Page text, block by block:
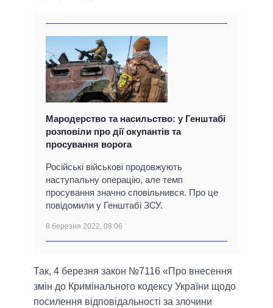
Мародерство та насильство: у Генштабі
розповіли про дії окупантів та
просування ворога
Російські військові продовжують
наступальну операцію, але темп
просування значно сповільнився. Про це
повідомили у Генштабі ЗСУ.
8 березня 2022, 08:06
Так, 4 березня закон №7116 «Про внесення
змін до Кримінального кодексу України щодо
посилення відповідальності за злочини